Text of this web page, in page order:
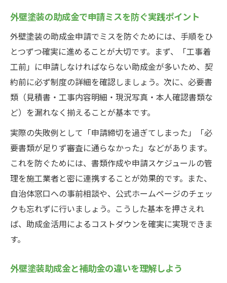
外壁塗装の助成金で申請ミスを防ぐ実践ポイント
外壁塗装の助成金申請でミスを防ぐためには、手順をひ
とつずつ確実に進めることが大切です。まず、「工事着
工前」に申請しなければならない助成金が多いため、契
約前に必ず制度の詳細を確認しましょう。次に、必要書
類（見積書・工事内容明細・現況写真・本人確認書類な
ど）を漏れなく揃えることが基本です。
実際の失敗例として「申請締切を過ぎてしまった」「必
要書類が足りず審査に通らなかった」などがあります。
これを防ぐためには、書類作成や申請スケジュールの管
理を施工業者と密に連携することが効果的です。また、
自治体窓口への事前相談や、公式ホームページのチェッ
クも忘れずに行いましょう。こうした基本を押さえれ
ば、助成金活用によるコストダウンを確実に実現できま
す。
外壁塗装助成金と補助金の違いを理解しよう